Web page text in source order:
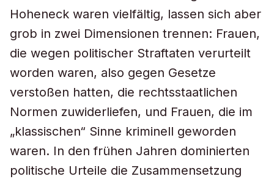
Hoheneck waren vielfältig, lassen sich aber
grob in zwei Dimensionen trennen: Frauen,
die wegen politischer Straftaten verurteilt
worden waren, also gegen Gesetze
verstoßen hatten, die rechtsstaatlichen
Normen zuwiderliefen, und Frauen, die im
„klassischen“ Sinne kriminell geworden
waren. In den frühen Jahren dominierten
politische Urteile die Zusammensetzung